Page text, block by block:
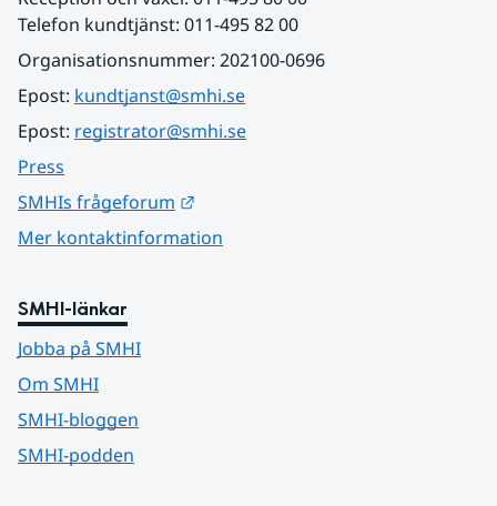
Telefon kundtjänst: 011-495 82 00
Organisationsnummer: 202100-0696
Epost: kundtjanst@smhi.se
Epost: registrator@smhi.se
Press
SMHIs frågeforum
Mer kontaktinformation
SMHI-länkar
Jobba på SMHI
Om SMHI
SMHI-bloggen
SMHI-podden